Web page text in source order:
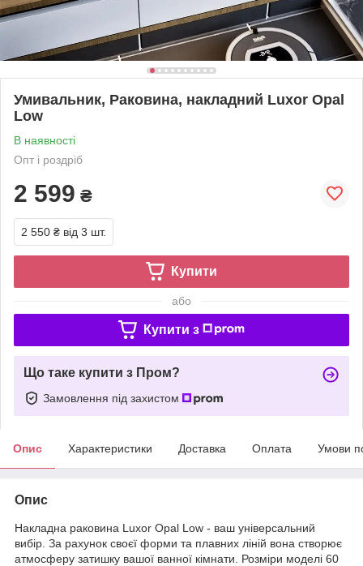
Умивальник, Раковина, накладний Luxor Opal
Low
В наявності
Опт і роздріб
2 599 ₴
2 550 ₴ від 3 шт.
Купити
або
Купити з
Що таке купити з Пром?
Замовлення під захистом
Опис Характеристики Доставка Оплата Умови
Опис
Накладна раковина Luxor Opal Low - ваш універсальний
вибір. За рахунок своєї форми та плавних ліній вона створює
атмосферу затишку вашої ванної кімнати. Розміри моделі 60